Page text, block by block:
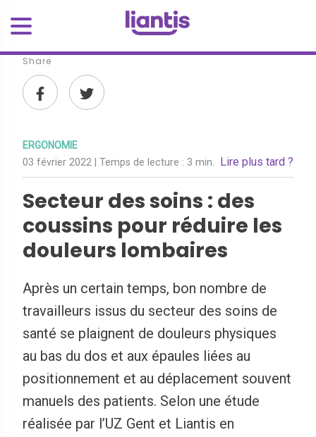
Share
ERGONOMIE
03 février 2022 | Temps de lecture : 3 min. Lire plus tard ?
Secteur des soins : des
coussins pour réduire les
douleurs lombaires
Après un certain temps, bon nombre de
travailleurs issus du secteur des soins de
santé se plaignent de douleurs physiques
au bas du dos et aux épaules liées au
positionnement et au déplacement souvent
manuels des patients. Selon une étude
réalisée par l’UZ Gent et Liantis en